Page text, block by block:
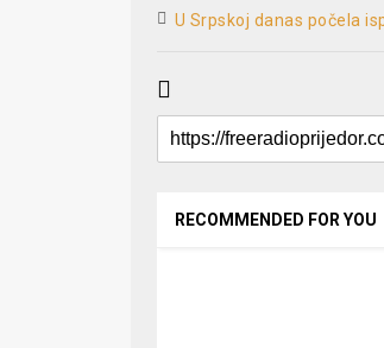
U Srpskoj danas počela
RECOMMENDED FOR YOU